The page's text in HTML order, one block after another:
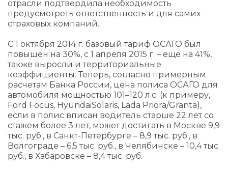
отрасли подтвердила необходимость
предусмотреть ответственность и для самих
страховых компаний.
С 1 октября 2014 г. базовый тариф ОСАГО был
повышен на 30%, с 1 апреля 2015 г. – еще на 41%,
также выросли и территориальные
коэффициенты. Теперь, согласно примерным
расчетам Банка России, цена полиса ОСАГО для
автомобиля мощностью 101–120 л.с. (к примеру,
Ford Focus, HyundaiSolaris, Lada Priora/Granta),
если в полис вписан водитель старше 22 лет со
стажем более 3 лет, может достигать в Москве 9,9
тыс. руб., в Санкт-Петербурге – 8,9 тыс. руб., в
Волгограде – 6,5 тыс. руб., в Челябинске – 10,4 тыс.
руб., в Хабаровске – 8,4 тыс. руб.